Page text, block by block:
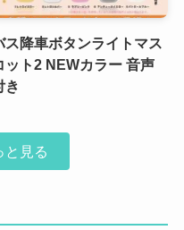
ス降車ボタンライトマス
ット2 NEWカラー 音声
き
と見る